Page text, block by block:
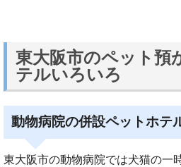
東大阪市のペット預
テルいろいろ
動物病院の併設ペットホテ
東大阪市の動物病院では犬猫の一